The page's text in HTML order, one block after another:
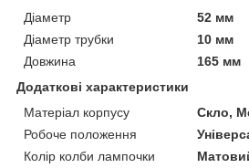
Діаметр
52 мм
Діаметр трубки
10 мм
Довжина
165 мм
Додаткові характеристики
Матеріал корпусу
Скло,
Робоче положення
Колір колби лампочки